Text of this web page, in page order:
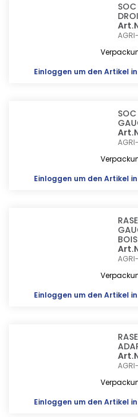
SOC
Einloggen um den Artikel
SOC
Einloggen um den Artikel
Einloggen um den Artikel
Einloggen um den Artikel